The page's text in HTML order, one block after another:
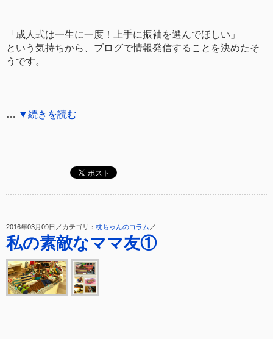
「成人式は一生に一度！上手に振袖を選んでほしい」
という気持ちから、ブログで情報発信することを決めたそ
うです。
… ▼続きを読む
2016年03月09日／カテゴリ： 枕ちゃんのコラム ／
私の素敵なママ友①